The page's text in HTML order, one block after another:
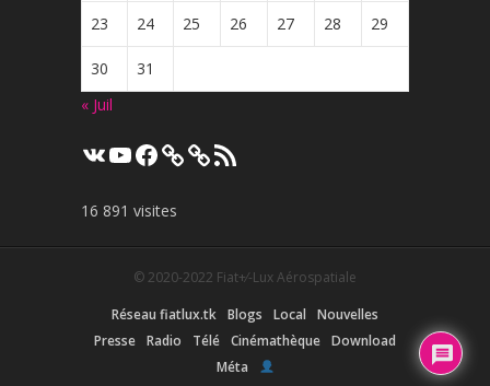
23 24 25 26 27 28 29
30
31
« Juil
VK YouTube
Facebook Flux
RSS
16 891 visites
© 2020-2022 Fiat+⁄-Lux Aérospatiale
Réseau fiatlux.tk Blogs Local
Nouvelles
Presse Radio Télé Cinémathèque Download
Méta